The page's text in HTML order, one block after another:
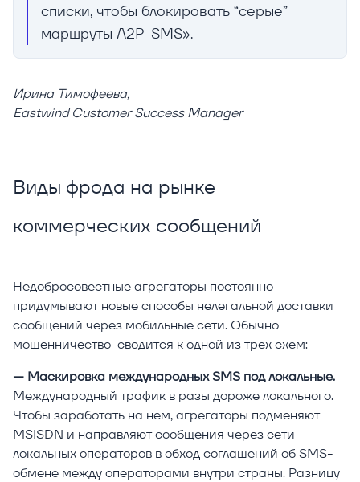
списки, чтобы блокировать “серые”
маршруты A2P-SMS».
Ирина Тимофеева,
Eastwind Customer Success Manager
Виды фрода на рынке
коммерческих сообщений
Недобросовестные агрегаторы постоянно
придумывают новые способы нелегальной доставки
сообщений через мобильные сети. Обычно
мошенничество сводится к одной из трех схем:
— Маскировка международных SMS под локальные.
Международный трафик в разы дороже локального.
Чтобы заработать на нем, агрегаторы подменяют
MSISDN и направляют сообщения через сети
локальных операторов в обход соглашений об SMS-
обмене между операторами внутри страны. Разницу